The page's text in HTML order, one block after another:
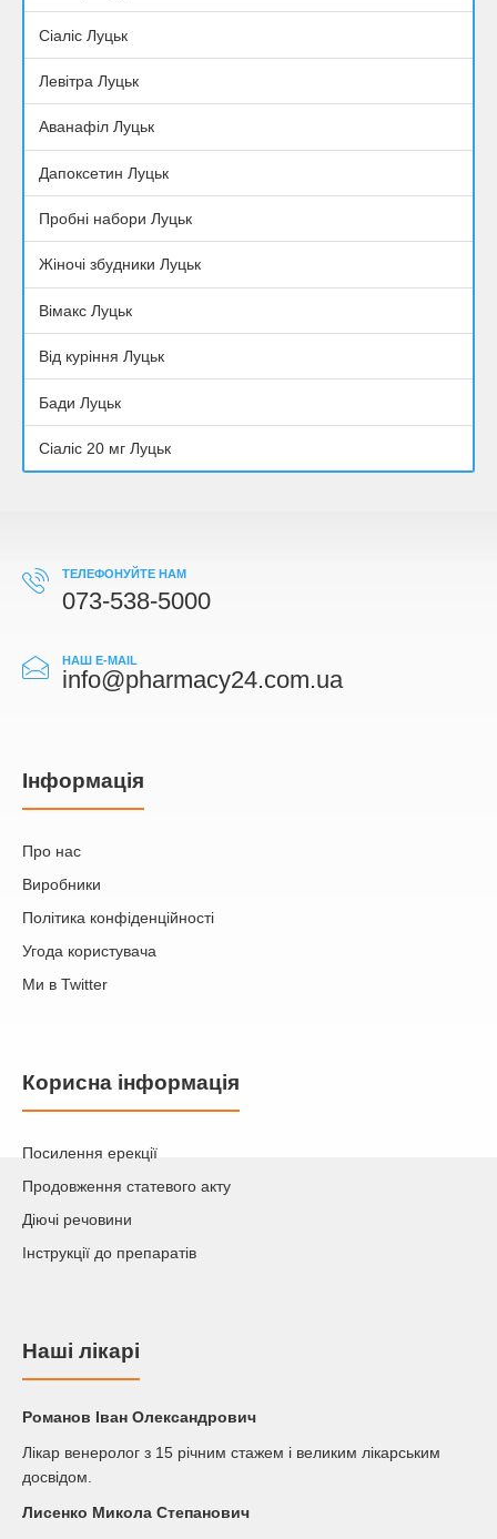
Сіаліс Луцьк
Левітра Луцьк
Аванафіл Луцьк
Дапоксетин Луцьк
Пробні набори Луцьк
Жіночі збудники Луцьк
Вімакс Луцьк
Від куріння Луцьк
Бади Луцьк
Сіаліс 20 мг Луцьк
ТЕЛЕФОНУЙТЕ НАМ
073-538-5000
НАШ E-MAIL
info@pharmacy24.com.ua
Iнформація
Про нас
Виробники
Політика конфіденційності
Угода користувача
Ми в Twitter
Корисна інформація
Посилення ерекції
Продовження статевого акту
Діючі речовини
Інструкції до препаратів
Наші лікарі
Романов Iван Олександрович
Лікар венеролог з 15 річним стажем і великим лікарським
досвідом.
Лисенко Микола Степанович